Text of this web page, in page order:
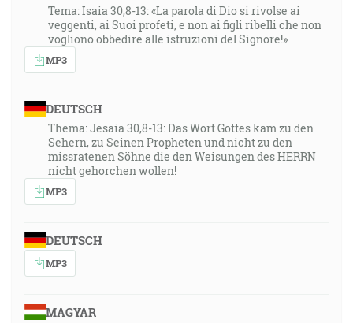
Tema: Isaia 30,8-13: «La parola di Dio si rivolse ai
veggenti, ai Suoi profeti, e non ai figli ribelli che non
vogliono obbedire alle istruzioni del Signore!»
MP3
DEUTSCH
Thema: Jesaia 30,8-13: Das Wort Gottes kam zu den
Sehern, zu Seinen Propheten und nicht zu den
missratenen Söhne die den Weisungen des HERRN
nicht gehorchen wollen!
MP3
DEUTSCH
MP3
MAGYAR